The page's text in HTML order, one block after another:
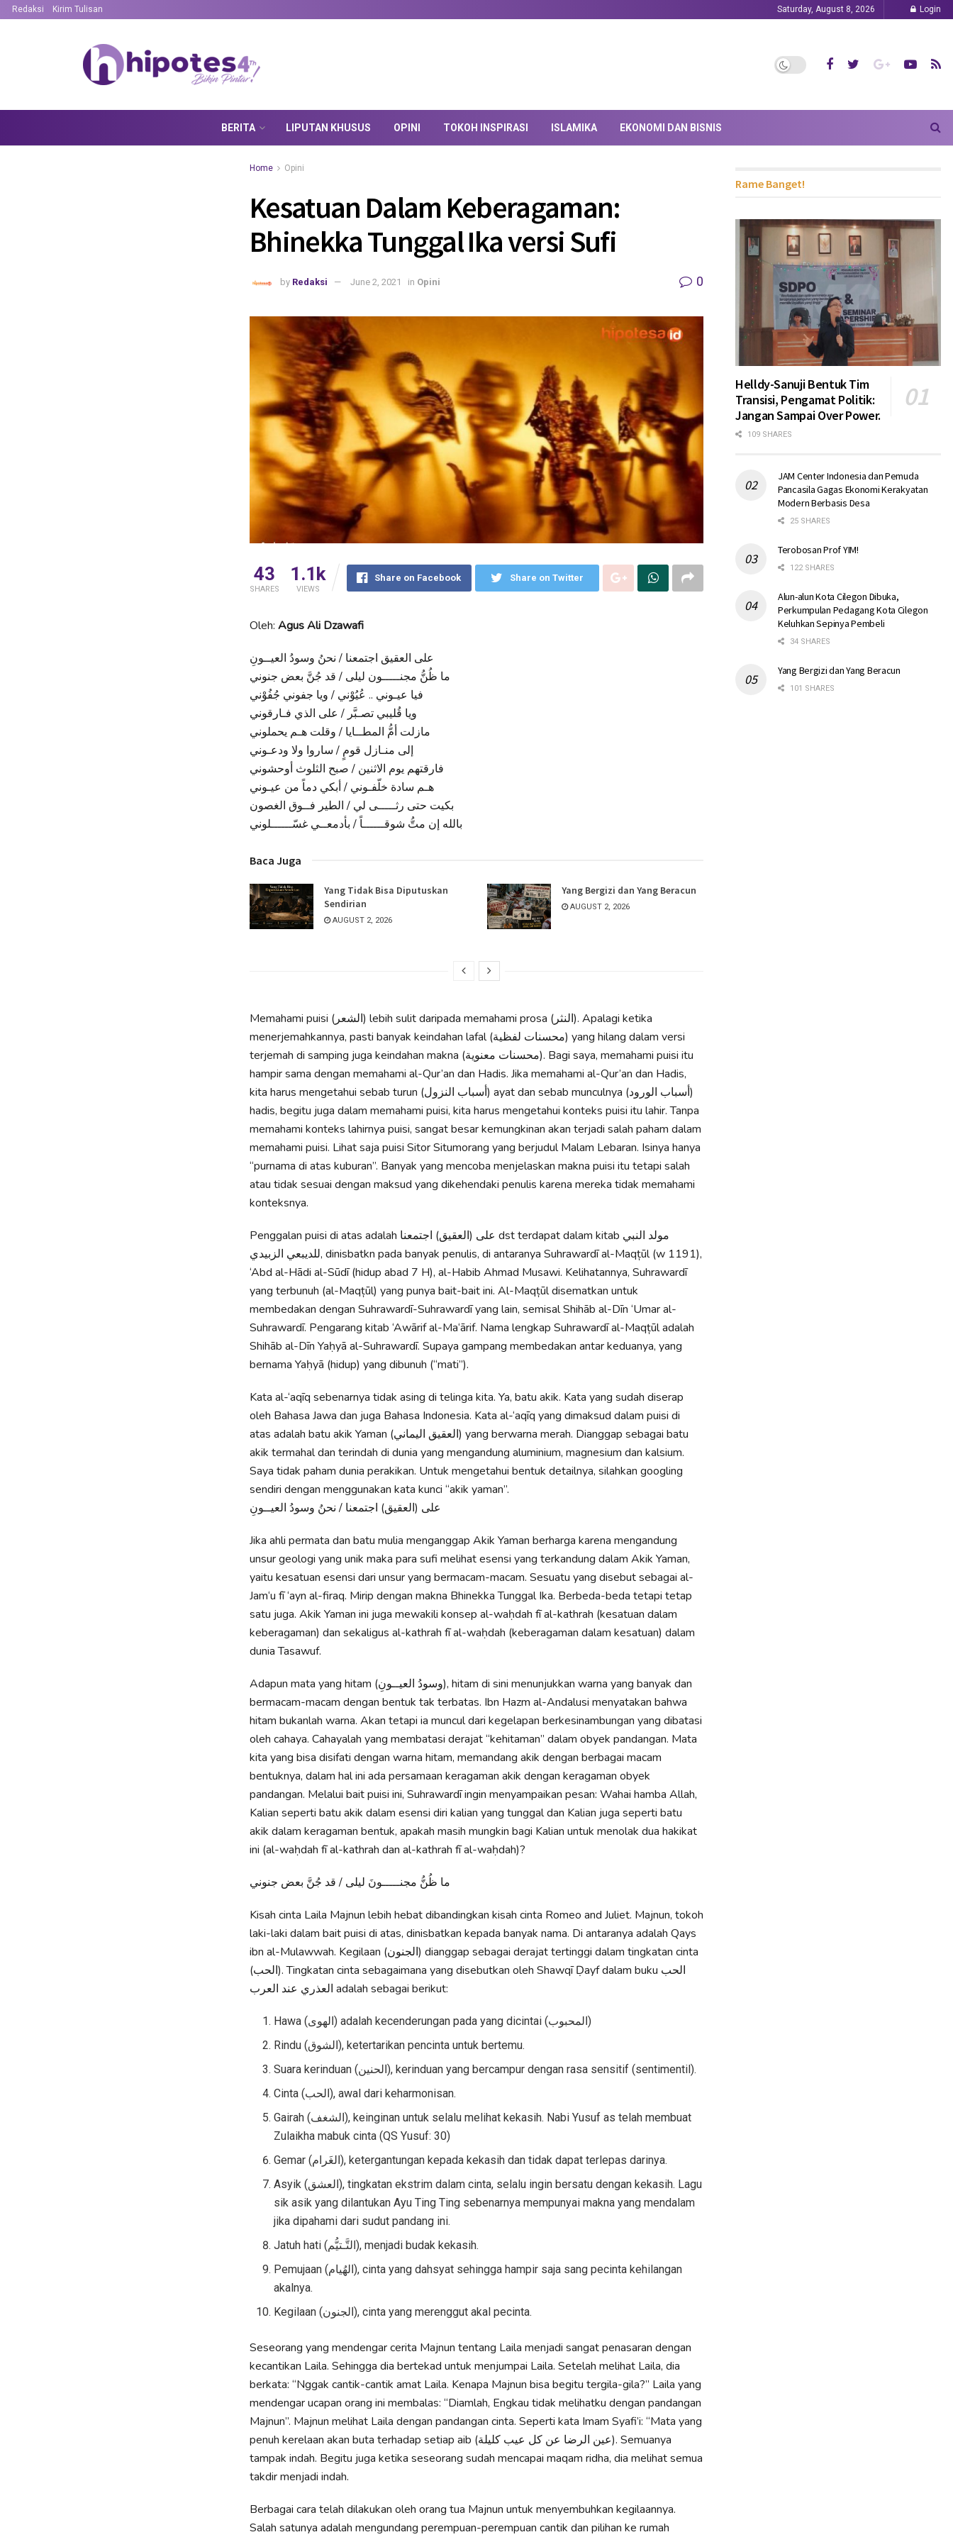
Redaksi Kirim Tulisan Saturday, August 8, 2026 Login
BERITA LIPUTAN KHUSUS OPINI TOKOH INSPIRASI ISLAMIKA EKONOMI DAN BISNIS
Home Opini
Kesatuan Dalam Keberagaman:
Bhinekka Tunggal Ika versi Sufi
by Redaksi June 2, 2021 in Opini 0
43
SHARES
1.1k
VIEWS
Share on Facebook Share on Twitter
Oleh: Agus Ali Dzawafi
على العقيق اجتمعنا / نحنُ وسودُ العيــونِ
ما ظُنُّ مجنـــــون ليلى / قد جُنَّ بعض جنوني
فيا عيـوني .. عُيُوْني / ويا جفوني جُفُوْني
ويا قُليبي تصـبَّر / على الذي فـارقوني
مازلت أمُّ المطــايا / وقلت هـم يحملوني
إلى منـازل قومٍ / ساروا ولا ودعـوني
فارقتهم يوم الاثنين / صبح الثلوث أوحشوني
هـم سادة خلّفـوني / أبكي دماً من عيـوني
بكيت حتى رثـــــى لي / الطير فــوق الغصون
بالله إن متُّ شوقــــــاً / بأدمعــي غسّــــــلوني
Baca Juga
Yang Tidak Bisa Diputuskan
Sendirian
AUGUST 2, 2026
Yang Bergizi dan Yang Beracun
AUGUST 2, 2026
Memahami puisi (الشعر) lebih sulit daripada memahami prosa (النثر). Apalagi ketika
menerjemahkannya, pasti banyak keindahan lafal (محسنات لفظية) yang hilang dalam versi
terjemah di samping juga keindahan makna (محسنات معنوية). Bagi saya, memahami puisi itu
hampir sama dengan memahami al-Qur’an dan Hadis. Jika memahami al-Qur’an dan Hadis,
kita harus mengetahui sebab turun (أسباب النزول) ayat dan sebab munculnya (أسباب الورود)
hadis, begitu juga dalam memahami puisi, kita harus mengetahui konteks puisi itu lahir. Tanpa
memahami konteks lahirnya puisi, sangat besar kemungkinan akan terjadi salah paham dalam
memahami puisi. Lihat saja puisi Sitor Situmorang yang berjudul Malam Lebaran. Isinya hanya
“purnama di atas kuburan”. Banyak yang mencoba menjelaskan makna puisi itu tetapi salah
atau tidak sesuai dengan maksud yang dikehendaki penulis karena mereka tidak memahami
konteksnya.
Penggalan puisi di atas adalah على (العقيق) اجتمعنا dst terdapat dalam kitab مولد النبي
للديبعي الزبيدي, dinisbatkn pada banyak penulis, di antaranya Suhrawardī al-Maqțūl (w 1191),
‘Abd al-Hādi al-Sūdī (hidup abad 7 H), al-Habib Ahmad Musawi. Kelihatannya, Suhrawardī
yang terbunuh (al-Maqțūl) yang punya bait-bait ini. Al-Maqțūl disematkan untuk
membedakan dengan Suhrawardī-Suhrawardī yang lain, semisal Shihāb al-Dīn ‘Umar al-
Suhrawardī. Pengarang kitab ‘Awārif al-Ma‘ārif. Nama lengkap Suhrawardī al-Maqțūl adalah
Shihāb al-Dīn Yaḥyā al-Suhrawardī. Supaya gampang membedakan antar keduanya, yang
bernama Yaḥyā (hidup) yang dibunuh (“mati”).
Kata al-‘aqīq sebenarnya tidak asing di telinga kita. Ya, batu akik. Kata yang sudah diserap
oleh Bahasa Jawa dan juga Bahasa Indonesia. Kata al-‘aqīq yang dimaksud dalam puisi di
atas adalah batu akik Yaman (العقيق اليماني) yang berwarna merah. Dianggap sebagai batu
akik termahal dan terindah di dunia yang mengandung aluminium, magnesium dan kalsium.
Saya tidak paham dunia perakikan. Untuk mengetahui bentuk detailnya, silahkan googling
sendiri dengan menggunakan kata kunci “akik yaman”.
على (العقيق) اجتمعنا / نحنُ وسودُ العيــونِ
Jika ahli permata dan batu mulia menganggap Akik Yaman berharga karena mengandung
unsur geologi yang unik maka para sufi melihat esensi yang terkandung dalam Akik Yaman,
yaitu kesatuan esensi dari unsur yang bermacam-macam. Sesuatu yang disebut sebagai al-
Jam‘u fī ‘ayn al-firaq. Mirip dengan makna Bhinekka Tunggal Ika. Berbeda-beda tetapi tetap
satu juga. Akik Yaman ini juga mewakili konsep al-waḥdah fī al-kathrah (kesatuan dalam
keberagaman) dan sekaligus al-kathrah fī al-waḥdah (keberagaman dalam kesatuan) dalam
dunia Tasawuf.
Adapun mata yang hitam (وسودُ العيــونِ), hitam di sini menunjukkan warna yang banyak dan
bermacam-macam dengan bentuk tak terbatas. Ibn Hazm al-Andalusi menyatakan bahwa
hitam bukanlah warna. Akan tetapi ia muncul dari kegelapan berkesinambungan yang dibatasi
oleh cahaya. Cahayalah yang membatasi derajat “kehitaman” dalam obyek pandangan. Mata
kita yang bisa disifati dengan warna hitam, memandang akik dengan berbagai macam
bentuknya, dalam hal ini ada persamaan keragaman akik dengan keragaman obyek
pandangan. Melalui bait puisi ini, Suhrawardī ingin menyampaikan pesan: Wahai hamba Allah,
Kalian seperti batu akik dalam esensi diri kalian yang tunggal dan Kalian juga seperti batu
akik dalam keragaman bentuk, apakah masih mungkin bagi Kalian untuk menolak dua hakikat
ini (al-waḥdah fī al-kathrah dan al-kathrah fī al-waḥdah)?
ما ظُنُّ مجنـــــونَ ليلى / قد جُنَّ بعض جنوني
Kisah cinta Laila Majnun lebih hebat dibandingkan kisah cinta Romeo and Juliet. Majnun, tokoh
laki-laki dalam bait puisi di atas, dinisbatkan kepada banyak nama. Di antaranya adalah Qays
ibn al-Mulawwah. Kegilaan (الجنون) dianggap sebagai derajat tertinggi dalam tingkatan cinta
(الحب). Tingkatan cinta sebagaimana yang disebutkan oleh Shawqī Ḍayf dalam buku الحب
العذري عند العرب adalah sebagai berikut:
Hawa (الهوى) adalah kecenderungan pada yang dicintai (المحبوب)
Rindu (الشوق), ketertarikan pencinta untuk bertemu.
Suara kerinduan (الحنين), kerinduan yang bercampur dengan rasa sensitif (sentimentil).
Cinta (الحب), awal dari keharmonisan.
Gairah (الشغف), keinginan untuk selalu melihat kekasih. Nabi Yusuf as telah membuat
Zulaikha mabuk cinta (QS Yusuf: 30)
Gemar (الغَرام), ketergantungan kepada kekasih dan tidak dapat terlepas darinya.
Asyik (العشق), tingkatan ekstrim dalam cinta, selalu ingin bersatu dengan kekasih. Lagu
sik asik yang dilantukan Ayu Ting Ting sebenarnya mempunyai makna yang mendalam
jika dipahami dari sudut pandang ini.
Jatuh hati (التَّـتيُّم), menjadi budak kekasih.
Pemujaan (الهُيام), cinta yang dahsyat sehingga hampir saja sang pecinta kehilangan
akalnya.
Kegilaan (الجنون), cinta yang merenggut akal pecinta.
Seseorang yang mendengar cerita Majnun tentang Laila menjadi sangat penasaran dengan
kecantikan Laila. Sehingga dia bertekad untuk menjumpai Laila. Setelah melihat Laila, dia
berkata: “Nggak cantik-cantik amat Laila. Kenapa Majnun bisa begitu tergila-gila?” Laila yang
mendengar ucapan orang ini membalas: “Diamlah, Engkau tidak melihatku dengan pandangan
Majnun”. Majnun melihat Laila dengan pandangan cinta. Seperti kata Imam Syafi’i: “Mata yang
penuh kerelaan akan buta terhadap setiap aib (عين الرضا عن كل عيب كليلة). Semuanya
tampak indah. Begitu juga ketika seseorang sudah mencapai maqam ridha, dia melihat semua
takdir menjadi indah.
Berbagai cara telah dilakukan oleh orang tua Majnun untuk menyembuhkan kegilaannya.
Salah satunya adalah mengundang perempuan-perempuan cantik dan pilihan ke rumah
Rame Banget!
Helldy-Sanuji Bentuk Tim
Transisi, Pengamat Politik:
Jangan Sampai Over Power.
109 SHARES
JAM Center Indonesia dan Pemuda
Pancasila Gagas Ekonomi Kerakyatan
Modern Berbasis Desa
25 SHARES
Terobosan Prof YIM!
122 SHARES
Alun-alun Kota Cilegon Dibuka,
Perkumpulan Pedagang Kota Cilegon
Keluhkan Sepinya Pembeli
34 SHARES
Yang Bergizi dan Yang Beracun
101 SHARES